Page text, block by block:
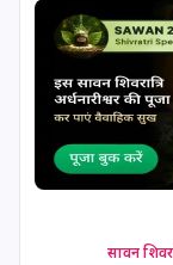
19 August,
20 August, 2026
24 August,
24 August,
सावन